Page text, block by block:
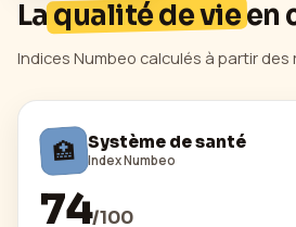
Laqualité de vieen
Indices Numbeo calculés à partir
🏥 Système de santé
Index Numbeo
74/100